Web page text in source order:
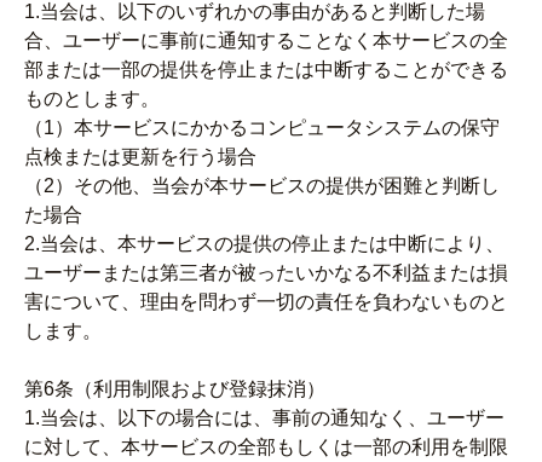
1.当会は、以下のいずれかの事由があると判断した場
合、ユーザーに事前に通知することなく本サービスの全
部または一部の提供を停止または中断することができる
ものとします。
（1）本サービスにかかるコンピュータシステムの保守
点検または更新を行う場合
（2）その他、当会が本サービスの提供が困難と判断し
た場合
2.当会は、本サービスの提供の停止または中断により、
ユーザーまたは第三者が被ったいかなる不利益または損
害について、理由を問わず一切の責任を負わないものと
します。
第6条（利用制限および登録抹消）
1.当会は、以下の場合には、事前の通知なく、ユーザー
に対して、本サービスの全部もしくは一部の利用を制限